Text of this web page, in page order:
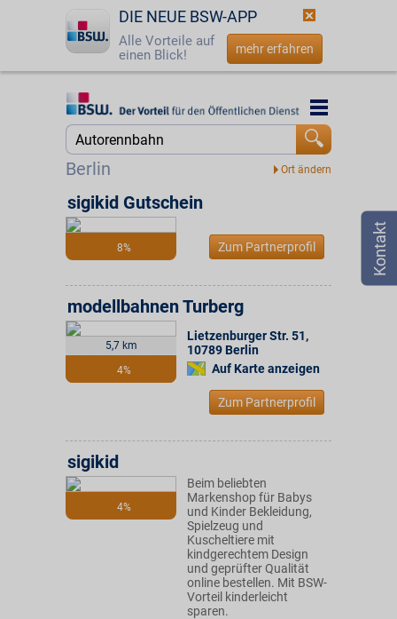
DIE NEUE BSW-APP
Alle Vorteile auf
einen Blick!
mehr erfahren
Startseite
Login
☎ 0800 - 279 25 82
Berlin
Startseite
8%
sigikid Gutschein
Zum Partnerprofil
5,7 km
4%
modellbahnen Turberg
Lietzenburger Str. 51,
10789 Berlin
Auf Karte anzeigen
Zum Partnerprofil
4%
sigikid
Beim beliebten
Markenshop für Babys
und Kinder Bekleidung,
Spielzeug und
Kuscheltiere mit
kindgerechtem Design
und geprüfter Qualität
online bestellen. Mit BSW-
Vorteil kinderleicht
sparen.